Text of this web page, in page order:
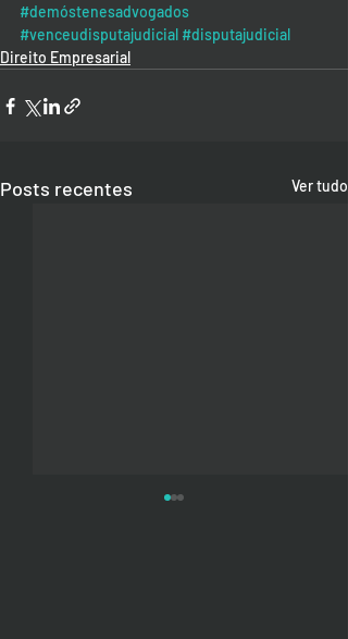
#demóstenesadvogados
#venceudisputajudicial #disputajudicial
Direito Empresarial
Posts recentes Ver tudo